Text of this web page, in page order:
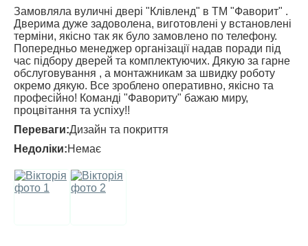
Замовляла вуличні двері "Клівленд" в ТМ "Фаворит" .
Дверима дуже задоволена, виготовлені у встановлені
терміни, якісно так як було замовлено по телефону.
Попередньо менеджер організації надав поради під
час підбору дверей та комплектуючих. Дякую за гарне
обслуговування , а монтажникам за швидку роботу
окремо дякую. Все зроблено оперативно, якісно та
професійно! Команді "Фавориту" бажаю миру,
процвітання та успіху!!
Переваги:Дизайн та покриття
Недоліки:Немає